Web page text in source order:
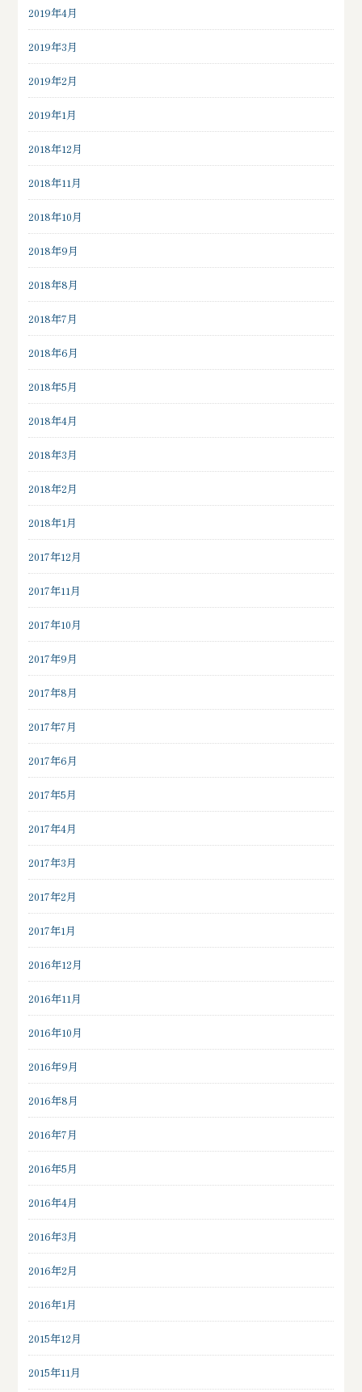
2019年4月
2019年3月
2019年2月
2019年1月
2018年12月
2018年11月
2018年10月
2018年9月
2018年8月
2018年7月
2018年6月
2018年5月
2018年4月
2018年3月
2018年2月
2018年1月
2017年12月
2017年11月
2017年10月
2017年9月
2017年8月
2017年7月
2017年6月
2017年5月
2017年4月
2017年3月
2017年2月
2017年1月
2016年12月
2016年11月
2016年10月
2016年9月
2016年8月
2016年7月
2016年5月
2016年4月
2016年3月
2016年2月
2016年1月
2015年12月
2015年11月